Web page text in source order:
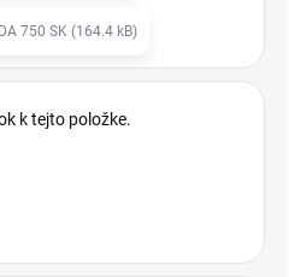
750 SK (164.4 kB)
k tejto položke.